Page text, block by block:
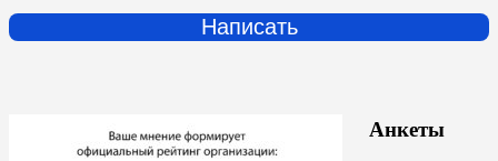
Написать
Анкеты